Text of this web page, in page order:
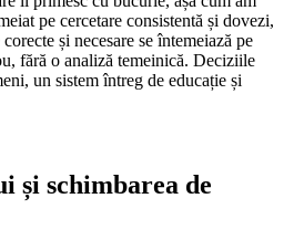
pe cercetare consistentă și dovezi,
și necesare se întemeiază pe
fără o analiză temeinică. Deciziile
un sistem întreg de educație și
și schimbarea de